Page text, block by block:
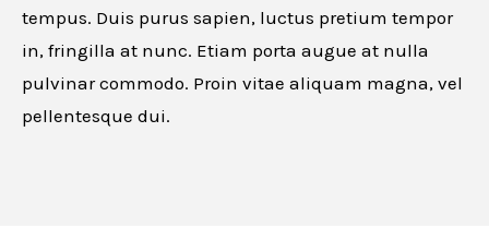
tempus. Duis purus sapien, luctus pretium tempor
in, fringilla at nunc. Etiam porta augue at nulla
pulvinar commodo. Proin vitae aliquam magna, vel
pellentesque dui.